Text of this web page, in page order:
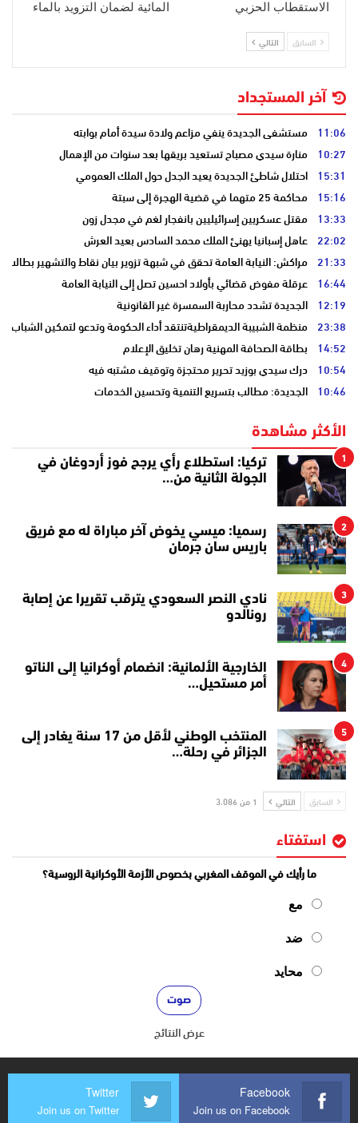
الاستقطاب الحزبي
المائية لضمان التزويد بالماء
السابق التالي
آخر المستجداد
11:06 مستشفى الجديدة ينفي مزاعم ولادة سيدة أمام بوابته
10:27 منارة سيدي مصباح تستعيد بريقها بعد سنوات من الإهمال
15:31 احتلال شاطئ الجديدة يعيد الجدل حول الملك العمومي
15:16 محاكمة 25 متهما في قضية الهجرة إلى سبتة
13:33 مقتل عسكريين إسرائيليين بانفجار لغم في مجدل زون
22:02 عاهل إسبانيا يهنئ الملك محمد السادس بعيد العرش
21:33 مراكش: النيابة العامة تحقق في شبهة تزوير بيان نقاط والتشهير بطالب
16:44 عرقلة مفوض قضائي بأولاد احسين تصل إلى النيابة العامة
12:19 الجديدة تشدد محاربة السمسرة غير القانونية
23:38 منظمة الشبيبة الديمقراطيةتنتقد أداء الحكومة وتدعو لتمكين الشباب
14:52 بطاقة الصحافة المهنية رهان تخليق الإعلام
10:54 درك سيدي بوزيد تحرير محتجزة وتوقيف مشتبه فيه
10:46 الجديدة: مطالب بتسريع التنمية وتحسين الخدمات
الأكثر مشاهدة
1
تركيا: استطلاع رأي يرجح فوز أردوغان في
الجولة الثانية من…
2
رسميا: ميسي يخوض آخر مباراة له مع فريق
باريس سان جرمان
3
نادي النصر السعودي يترقب تقريرا عن إصابة
رونالدو
4
الخارجية الألمانية: انضمام أوكرانيا إلى الناتو
أمر مستحيل…
5
المنتخب الوطني لأقل من 17 سنة يغادر إلى
الجزائر في رحلة…
السابق التالي 1 من 3٬086
استفتاء
ما رأيك في الموقف المغربي بخصوص الأزمة الأوكرانية الروسية؟
مع
ضد
محايد
عرض النتائج
Facebook
Join us on Facebook
Twitter
Join us on Twitter